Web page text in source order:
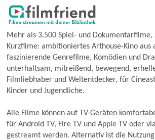
Mehr als 3.500 Spiel- und Dokumentarfilme,
Kurzfilme: ambitioniertes Arthouse-Kino aus
faszinierende Genrefilme, Komödien und
unterhaltsam, mitreißend, bewegend,
Filmliebhaber und Weltentdecker, für
Kinder und Jugendliche.
Alle Filme können auf TV-Geräten
für Android TV, Fire TV und Apple TV oder
gestreamt werden. Alternativ ist die